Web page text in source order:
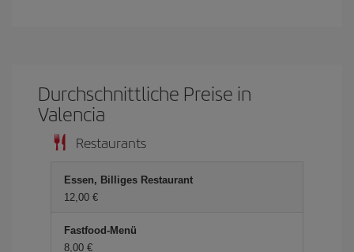
Durchschnittliche Preise in
Valencia
Restaurants
Essen, Billiges Restaurant
12,00 €
Fastfood-Menü
8,00 €